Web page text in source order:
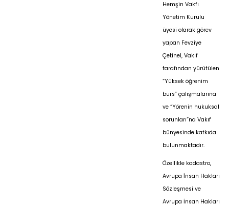
Hemşin Vakfı
Yönetim Kurulu
üyesi olarak görev
yapan Fevziye
Çetinel, Vakıf
tarafından yürütülen
“Yüksek öğrenim
burs” çalışmalarına
ve “Yörenin hukuksal
sorunları”na Vakıf
bünyesinde katkıda
bulunmaktadır.
Özellikle kadastro,
Avrupa İnsan Hakları
Sözleşmesi ve
Avrupa İnsan Hakları